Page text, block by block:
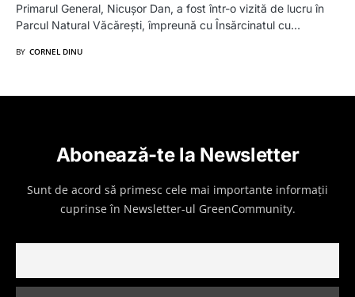
Primarul General, Nicușor Dan, a fost într-o vizită de lucru în
Parcul Natural Văcărești, împreună cu Însărcinatul cu…
BY CORNEL DINU
Abonează-te la Newsletter
Sunt de acord să primesc cele mai importante informații
cuprinse în Newsletter-ul GreenCommunity.